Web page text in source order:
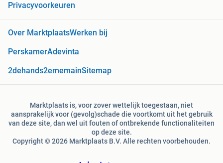
Privacyvoorkeuren
Over MarktplaatsWerken bij
PerskamerAdevinta
2dehands2ememainSitemap
Marktplaats is, voor zover wettelijk toegestaan, niet
aansprakelijk voor (gevolg)schade die voortkomt uit het gebruik
van deze site, dan wel uit fouten of ontbrekende functionaliteiten
op deze site.
Copyright © 2026 Marktplaats B.V. Alle rechten voorbehouden.